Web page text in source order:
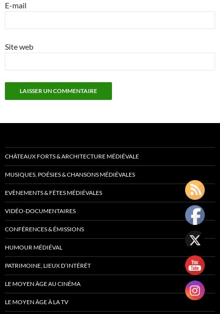
E-mail
Site web
CHÂTEAUX FORTS & ARCHITECTURE MÉDIÉVALE
MUSIQUES, POÉSIES & CHANSONS MÉDIÉVALES
EVÈNEMENTS & FÊTES MÉDIÉVALES
VIDÉO-DOCUMENTAIRES
CONFÉRENCES & ÉMISSIONS
HUMOUR MÉDIÉVAL
PATRIMOINE, LIEUX D’INTÉRÊT
LE MOYEN ÂGE AU CINÉMA
LE MOYEN ÂGE À LA TV